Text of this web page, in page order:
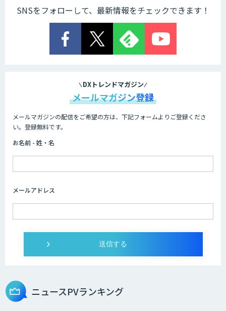
STORM Platform
AIコール
imprai ezKotae
SNSをフォローして、最新情報をチェックできます！
DXトレンドマガジン
メールマガジン登録
メールマガジンの配信をご希望の方は、下記フォームよりご登録くださ
い。登録無料です。
お名前 - 姓・名
メールアドレス
ニュースPVランキング